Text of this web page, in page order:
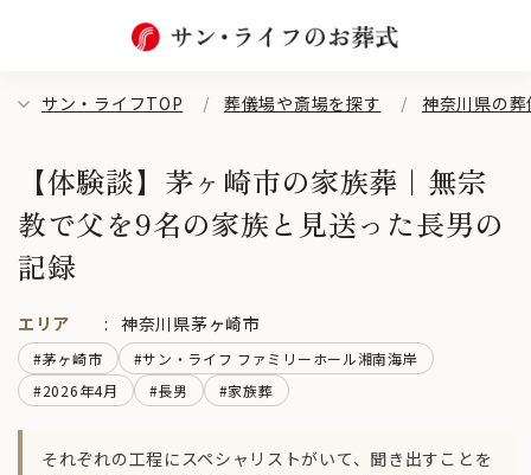
サン・ライフTOP 葬儀場や斎場を探す 神奈川県の
【体験談】茅ヶ崎市の家族葬｜無宗
教で父を9名の家族と見送った長男の
記録
エリア 神奈川県茅ヶ崎市
#茅ヶ崎市
#サン・ライフ ファミリーホール湘南海岸
#2026年4月
#長男 #家族葬
それぞれの工程にスペシャリストがいて、聞き出すことを